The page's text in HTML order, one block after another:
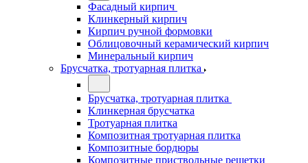
Фасадный кирпич
Клинкерный кирпич
Кирпич ручной формовки
Облицовочный керамический кирпич
Минеральный кирпич
Брусчатка, тротуарная плитка
Брусчатка, тротуарная плитка
Клинкерная брусчатка
Тротуарная плитка
Композитная тротуарная плитка
Композитные бордюры
Композитные приствольные решетки